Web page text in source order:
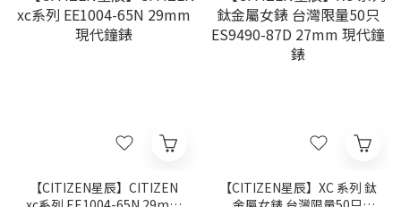
【CITIZEN星辰】CITIZEN
【CITIZEN星辰】XC 系列 鈦